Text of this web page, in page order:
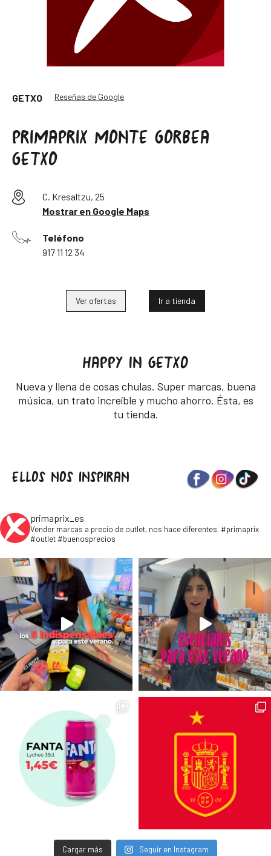
GETXO Reseñas de Google
PRIMAPRIX MONTE GORBEA
GETXO
C. Kresaltzu, 25
Mostrar en Google Maps
Teléfono
917 11 12 34
Ver ofertas Ir a tienda
HAPPY IN GETXO
Nueva y llena de cosas chulas. Super marcas, buena
música, un trato increíble y mucho ahorro. Ésta, es
tu tienda.
ELLOS NOS INSPIRAN
primaprix_es
Vender marcas a precio de outlet, nos hace diferentes. #primaprix
#outlet #buenosprecios
Cargar más Seguir en Instagram